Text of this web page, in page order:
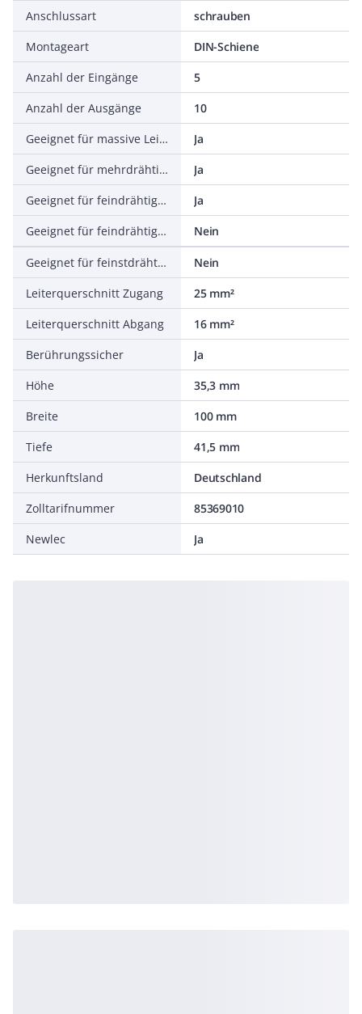
Anschlussart
schrauben
Montageart
DIN-Schiene
Anzahl der Eingänge
5
Anzahl der Ausgänge
10
Geeignet für massive Leiter
Ja
Geeignet für mehrdrähtige Leiter
Ja
Geeignet für feindrähtige Leiter
Ja
Geeignet für feindrähtige Leiter ohne Aderendhülse
Nein
Geeignet für feinstdrähtige Leiter ohne Aderendhülse
Nein
Leiterquerschnitt Zugang
25 mm²
Leiterquerschnitt Abgang
16 mm²
Berührungssicher
Ja
Höhe
35,3 mm
Breite
100 mm
Tiefe
41,5 mm
Herkunftsland
Deutschland
Zolltarifnummer
85369010
Newlec
Ja